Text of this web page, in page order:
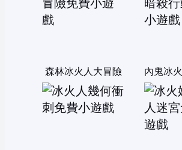
森林冰火人大冒險